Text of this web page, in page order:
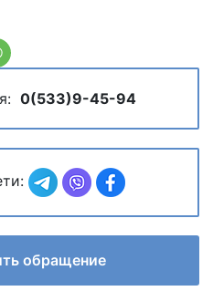
0(533)9-45-94
обращение